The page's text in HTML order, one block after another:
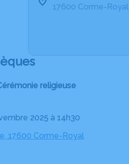
17600 Corme-Royal
religieuse
2025 à 14h30
17600 Corme-Royal